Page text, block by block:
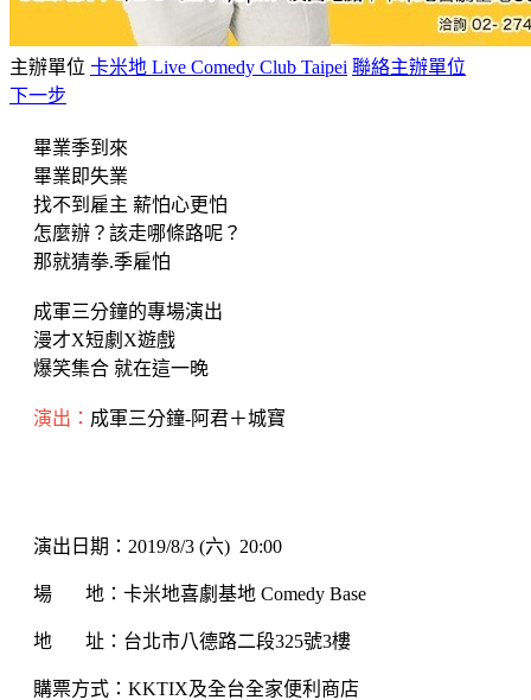
主辦單位 卡米地 Live Comedy Club Taipei 聯絡主辦單位
下一步
畢業季到來
畢業即失業
找不到雇主 薪怕心更怕
怎麼辦？該走哪條路呢？
那就猜拳.季雇怕
成軍三分鐘的專場演出
漫才X短劇X遊戲
爆笑集合 就在這一晚
演出： 成軍三分鐘-阿君＋城寶
演出日期：2019/8/3 (六) 20:00
場 地：卡米地喜劇基地 Comedy Base
地 址：台北市八德路二段325號3樓
購票方式：KKTIX及全台全家便利商店